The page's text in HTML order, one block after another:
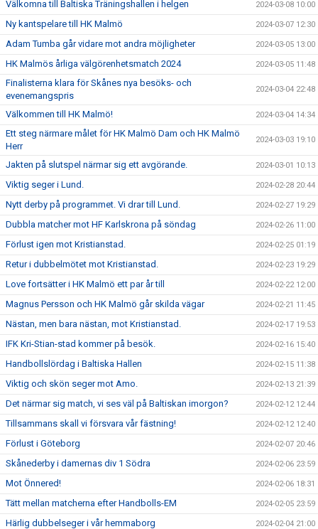
Välkomna till Baltiska Träningshallen i helgen 2024-03-08 10:00
Ny kantspelare till HK Malmö 2024-03-07 12:30
Adam Tumba går vidare mot andra möjligheter 2024-03-05 13:00
HK Malmös årliga välgörenhetsmatch 2024 2024-03-05 11:48
Finalisterna klara för Skånes nya besöks- och
evenemangspris
2024-03-04 22:48
Välkommen till HK Malmö! 2024-03-04 14:34
Ett steg närmare målet för HK Malmö Dam och HK Malmö
Herr
2024-03-03 19:10
Jakten på slutspel närmar sig ett avgörande. 2024-03-01 10:13
Viktig seger i Lund. 2024-02-28 20:44
Nytt derby på programmet. Vi drar till Lund. 2024-02-27 19:29
Dubbla matcher mot HF Karlskrona på söndag 2024-02-26 11:00
Förlust igen mot Kristianstad. 2024-02-25 01:19
Retur i dubbelmötet mot Kristianstad. 2024-02-23 19:29
Love fortsätter i HK Malmö ett par år till 2024-02-22 12:00
Magnus Persson och HK Malmö går skilda vägar 2024-02-21 11:45
Nästan, men bara nästan, mot Kristianstad. 2024-02-17 19:53
IFK Kri-Stian-stad kommer på besök. 2024-02-16 15:40
Handbollslördag i Baltiska Hallen 2024-02-15 11:38
Viktig och skön seger mot Amo. 2024-02-13 21:39
Det närmar sig match, vi ses väl på Baltiskan imorgon? 2024-02-12 12:44
Tillsammans skall vi försvara vår fästning! 2024-02-12 12:40
Förlust i Göteborg 2024-02-07 20:46
Skånederby i damernas div 1 Södra 2024-02-06 23:59
Mot Önnered! 2024-02-06 18:31
Tätt mellan matcherna efter Handbolls-EM 2024-02-05 23:59
Härlig dubbelseger i vår hemmaborg 2024-02-04 21:00